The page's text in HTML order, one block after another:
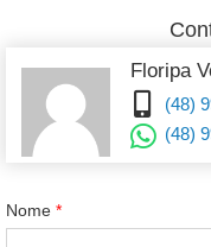
Floripa
(48)
(48)
Nome *